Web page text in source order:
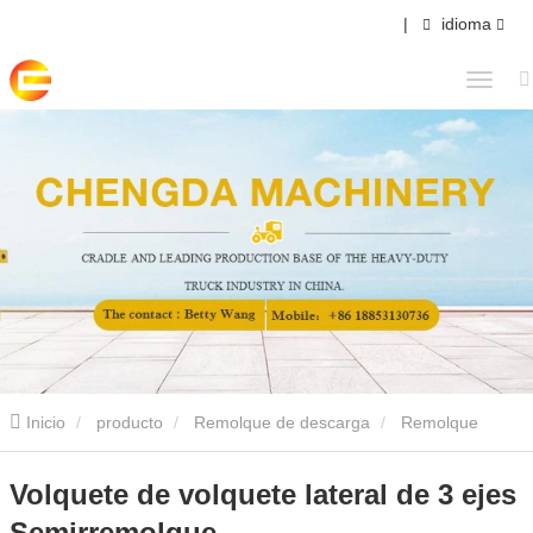
| idioma
Inicio producto Remolque de descarga Remolque
Volquete de volquete lateral de 3 ejes